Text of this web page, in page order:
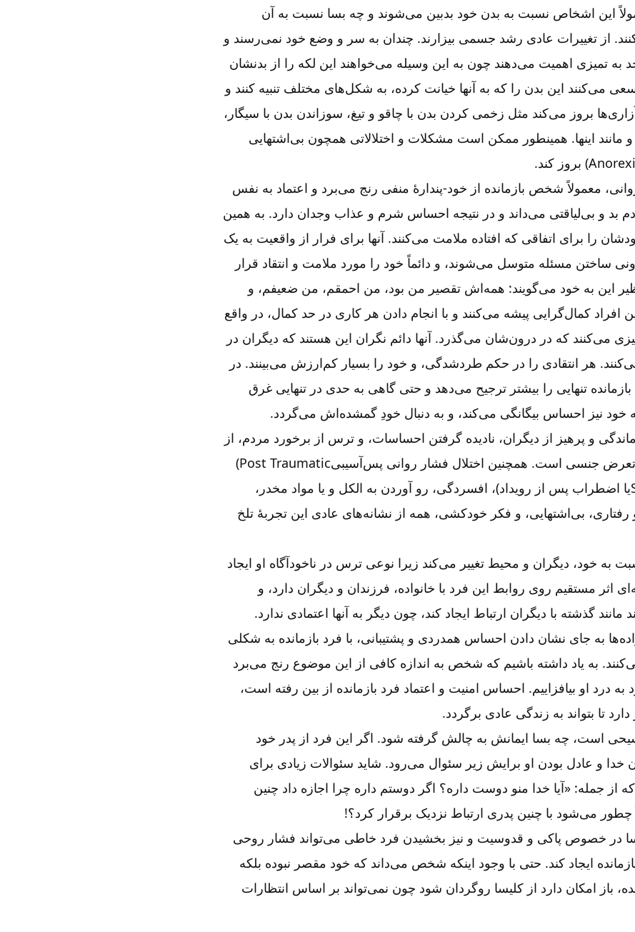
این اشخاص نسبت به بدن خود بدبین می‌شوند و چه بسا نسبت به آن
از تغییرات عادی رشد جسمی بیزارند. چندان به سر و وضع خود نمی‌رسند و
به تمیزی اهمیت می‌دهند چون به این وسیله می‌خواهند این لکه را از بدنشان
می‌کنند این بدن را که به آنها خیانت کرده، به شکل‌های مختلف تنبیه کنند و
بروز می‌کند مثل زخمی کردن بدن با چاقو و تیغ، سوزاندن بدن با سیگار،
مانند اینها. همینطور ممکن است مشکلات و اختلالاتی همچون بی‌اشتهایی
بروز کند.
معمولاً شخص بازمانده از خود-‏‏‏‏‏‏‏‏‏‏‏پندارۀ منفی رنج می‌برد و اعتماد به نفس
آدم بد و بی‌لیاقتی می‌داند و در نتیجه احساس شرم و عذاب وجدان دارد. به همین
را برای اتفاقی که افتاده ملامت می‌کنند. آنها برای فرار از واقعیت به یک
ساختن مسئله متوسل می‌شوند، و دائماً خود را مورد ملامت و انتقاد قرار
این به خود می‌گویند: همه‌اش تقصیر من بود، من احمقم، من ضعیفم، و
این افراد کمال‌گرایی پیشه می‌کنند و با انجام دادن هر کاری در حد کمال، در واقع
می‌کنند که در درون‌شان می‌گذرد. آنها دائم نگران این هستند که دیگران در
هر انتقادی را در حکم طردشدگی، و خود را بسیار کم‌ارزش می‌بینند. در
تنهایی را بیشتر ترجیح می‌دهد و حتی گاهی به حدی در تنهایی غرق
نیز احساس بیگانگی می‌کند، و به دنبال خودِ گمشده‌اش‌ می‌گردد.
و پرهیز از دیگران، نادیده گرفتن احساسات، و ترس از برخورد مردم، از
و تعرض جنسی است. همچنین اختلال فشار روانی پس‌آسیبی(Post Traumatic
یا اضطراب پس از رویداد)، افسردگی، رو آوردن به الکل و یا مواد مخدر،
بی‌اشتهایی، و فکر خودکشی، همه از نشانه‌های عادی این تجربۀ تلخ
به خود، دیگران و محیط تغییر می‌کند زیرا نوعی ترس در ناخودآگاه او ایجاد
اثر مستقیم روی روابط این فرد با خانواده، فرزندان و دیگران دارد، و
گذشته با دیگران ارتباط ایجاد کند، چون دیگر به آنها اعتمادی ندارد.
به جای نشان دادن احساس همدردی و پشتیبانی، با فرد بازمانده به شکلی
به یاد داشته باشیم که شخص به اندازه کافی از این موضوع رنج می‌برد
به درد او بیافزاییم. احساس امنیت و اعتماد فرد بازمانده از بین رفته است،
دارد تا بتواند به زندگی عادی برگردد.
است، چه بسا ایمانش به چالش گرفته شود. اگر این فرد از پدر خود
خدا و عادل بودن او برایش زیر سئوال می‌رود. شاید سئوالات زیادی برای
جمله: «آیا خدا منو دوست داره؟ اگر دوستم داره چرا اجازه داد چنین
چطور می‌شود با چنین پدری ارتباط نزدیک برقرار کرد؟!
در خصوص پاکی و قدوسیت و نیز بخشیدن فرد خاطی می‌تواند فشار روحی
ایجاد کند. حتی با وجود اینکه شخص می‌داند که خود مقصر نبوده بلکه
باز امکان دارد از کلیسا روگردان شود چون نمی‌تواند بر اساس انتظارات